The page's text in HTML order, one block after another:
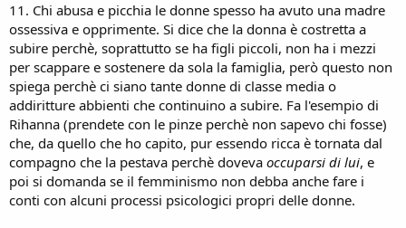
11. Chi abusa e picchia le donne spesso ha avuto una madre
ossessiva e opprimente. Si dice che la donna è costretta a
subire perchè, soprattutto se ha figli piccoli, non ha i mezzi
per scappare e sostenere da sola la famiglia, però questo non
spiega perchè ci siano tante donne di classe media o
addiritture abbienti che continuino a subire. Fa l'esempio di
Rihanna (prendete con le pinze perchè non sapevo chi fosse)
che, da quello che ho capito, pur essendo ricca è tornata dal
compagno che la pestava perchè doveva occuparsi di lui, e
poi si domanda se il femminismo non debba anche fare i
conti con alcuni processi psicologici propri delle donne.